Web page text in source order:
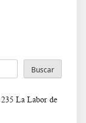
Buscar
La Labor de